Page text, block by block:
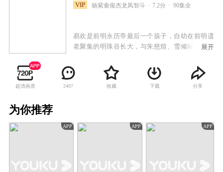
VIP 杨紫秦俊杰龙凤智斗 7.2分 90集全
易欢是前明永历帝最后一个孩子，自幼在前明遗
老聚集的明珠谷长大，与朱慈煊、雪倾城、叶默
大之后，易欢一行人离开明珠谷，在师父的授意
下设法接近康熙，试图寻找报家族仇恨的机会。
易欢与少年康熙从欢喜冤家到两心相许再到最后
情仇。康熙以仁德治国的理念终于打动了易欢，
展开
超清画质 2407 收藏 下载 分享
为你推荐
APP APP APP